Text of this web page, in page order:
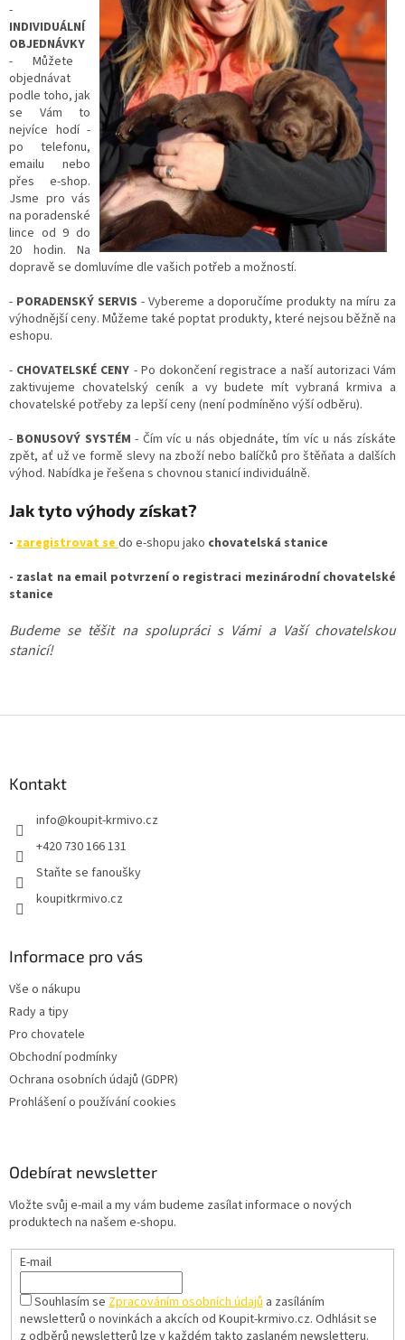
-
INDIVIDUÁLNÍ
OBJEDNÁVKY
- Můžete
objednávat
podle toho, jak
se Vám to
nejvíce hodí -
po telefonu,
emailu nebo
přes e-shop.
Jsme pro vás
na poradenské
lince od 9 do
20 hodin. Na
dopravě se domluvíme dle vašich potřeb a možností.
- PORADENSKÝ SERVIS - Vybereme a doporučíme produkty na míru za
výhodnější ceny. Můžeme také poptat produkty, které nejsou běžně na
eshopu.
- CHOVATELSKÉ CENY - Po dokončení registrace a naší autorizaci Vám
zaktivujeme chovatelský ceník a vy budete mít vybraná krmiva a
chovatelské potřeby za lepší ceny (není podmíněno výší odběru).
- BONUSOVÝ SYSTÉM - Čím víc u nás objednáte, tím víc u nás získáte
zpět, ať už ve formě slevy na zboží nebo balíčků pro štěňata a dalších
výhod. Nabídka je řešena s chovnou stanicí individuálně.
Jak tyto výhody získat?
- zaregistrovat sedo e-shopu jako chovatelská stanice
- zaslat na email potvrzení o registraci mezinárodní chovatelské
stanice
Budeme se těšit na spolupráci s Vámi a Vaší chovatelskou
stanicí!
Kontakt
info@koupit-krmivo.cz
+420 730 166 131
Staňte se fanoušky
koupitkrmivo.cz
Informace pro vás
Vše o nákupu
Rady a tipy
Pro chovatele
Obchodní podmínky
Ochrana osobních údajů (GDPR)
Prohlášení o používání cookies
Odebírat newsletter
Vložte svůj e-mail a my vám budeme zasílat informace o nových
produktech na našem e-shopu.
E-mail
Souhlasím se Zpracováním osobních údajů a zasíláním
newsletterů o novinkách a akcích od Koupit-krmivo.cz. Odhlásit se
z odběrů newsletterů lze v každém takto zaslaném newsletteru.